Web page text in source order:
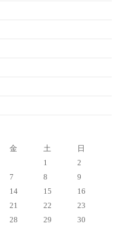
金 土 日
1
2
7 8
9
14 15
16
21 22
23
28 29
30